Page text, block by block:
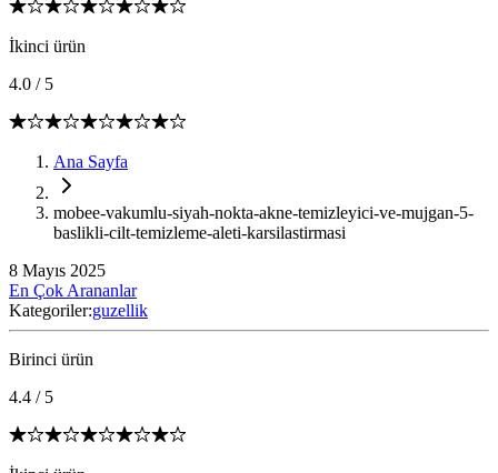
İkinci ürün
4.0 / 5
Ana Sayfa
mobee-vakumlu-siyah-nokta-akne-temizleyici-ve-mujgan-5-
baslikli-cilt-temizleme-aleti-karsilastirmasi
8 Mayıs 2025
En Çok Arananlar
Kategoriler:guzellik
Birinci ürün
4.4 / 5